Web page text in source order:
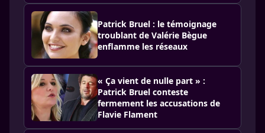
Patrick Bruel : le témoignage
troublant de Valérie Bègue
enflamme les réseaux
« Ça vient de nulle part » :
Patrick Bruel conteste
fermement les accusations de
Flavie Flament